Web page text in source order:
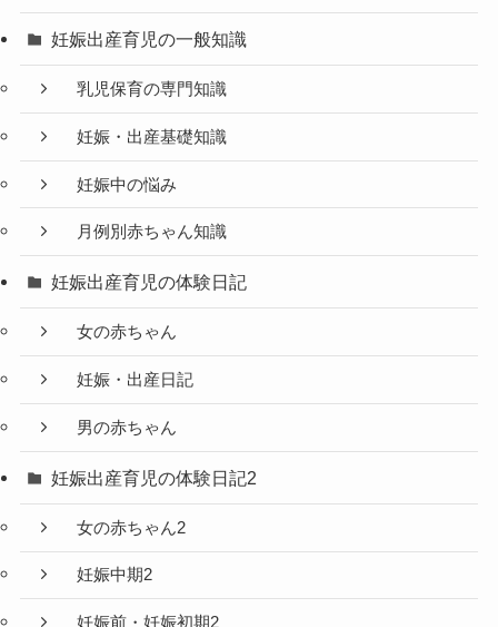
妊娠出産育児の一般知識
乳児保育の専門知識
妊娠・出産基礎知識
妊娠中の悩み
月例別赤ちゃん知識
妊娠出産育児の体験日記
女の赤ちゃん
妊娠・出産日記
男の赤ちゃん
妊娠出産育児の体験日記2
女の赤ちゃん2
妊娠中期2
妊娠前・妊娠初期2